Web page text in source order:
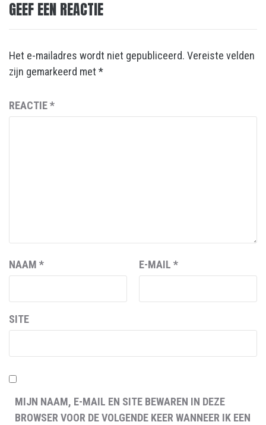
GEEF EEN REACTIE
Het e-mailadres wordt niet gepubliceerd. Vereiste velden
zijn gemarkeerd met *
REACTIE*
NAAM * E-MAIL *
SITE
MIJN NAAM, E-MAIL EN SITE BEWAREN IN DEZE
BROWSER VOOR DE VOLGENDE KEER WANNEER IK EEN